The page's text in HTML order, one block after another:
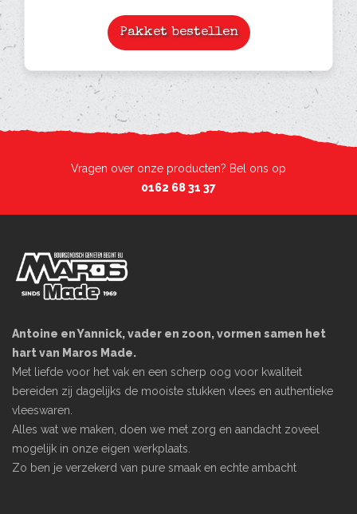
Pakket bestellen
Vragen over onze producten? Bel ons op
0162 68 31 37
Antoine en Yannick, vader en zoon, vormen samen het
hart van Maros Made.
Met liefde voor het vak en een scherp oog voor kwaliteit
bereiden zij dagelijks de mooiste stukken vlees en authentieke
vleeswaren.
Alles wat we maken, doen we met zorg en aandacht zoveel
mogelijk in onze eigen werkplaats.
Zo ben je verzekerd van pure smaak en echte ambacht